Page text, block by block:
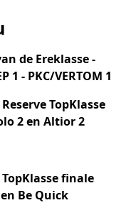
de Ereklasse -
1 - PKC/VERTOM 1
TopKlasse
2 en Altior 2
finale
Be Quick